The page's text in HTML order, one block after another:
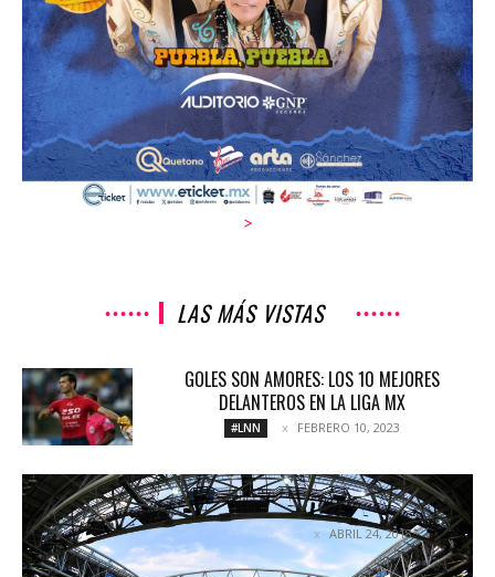
>
LAS MÁS VISTAS
GOLES SON AMORES: LOS 10 MEJORES
DELANTEROS EN LA LIGA MX
#LNN FEBRERO 10, 2023
ESTADIO DEL SPARTAK: TODO LO QUE DEBES
SABER
DESTACADOS ABRIL 24, 2018